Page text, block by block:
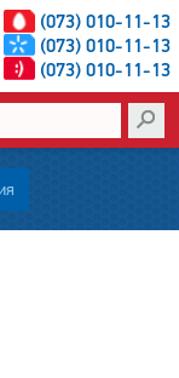
(073) 010-11-13
(073) 010-11-13
(073) 010-11-13